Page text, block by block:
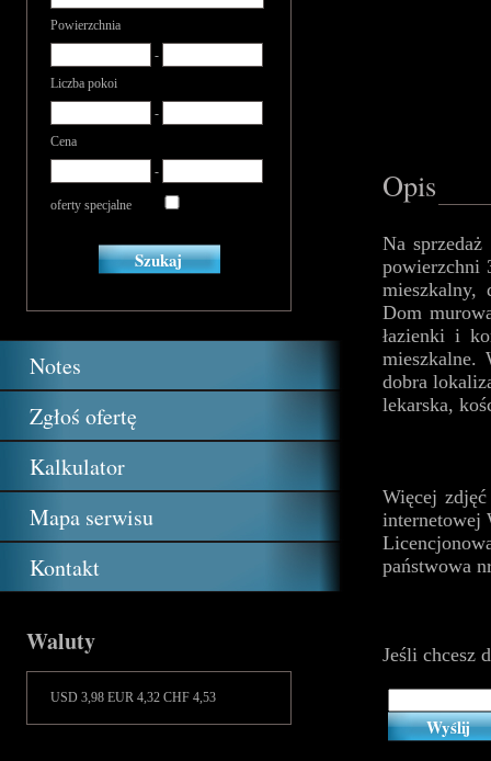
Powierzchnia
-
Liczba pokoi
-
Cena
-
oferty specjalne
Notes
Zgłoś ofertę
Kalkulator
Mapa serwisu
Kontakt
Waluty
USD 3,98 EUR 4,32 CHF 4,53
Opis
Na
powierzchni
mieszkalny,
Dom
łazienki i
mieszkalne.
dobra
lekarska,
Więcej
internetowej
państwowa
Jeśli chcesz